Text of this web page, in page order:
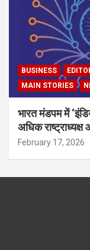
BUSINESS
MAIN STORIES
भारत मंडपम में
अधिक
February 17, 2026